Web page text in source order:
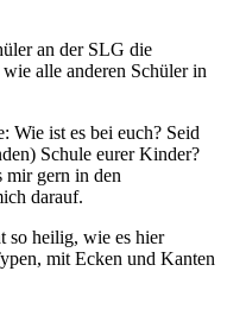
an der SLG die
alle anderen Schüler in
Wie ist es bei euch? Seid
Schule eurer Kinder?
mir gern in den
darauf.
so heilig, wie es hier
mit Ecken und Kanten